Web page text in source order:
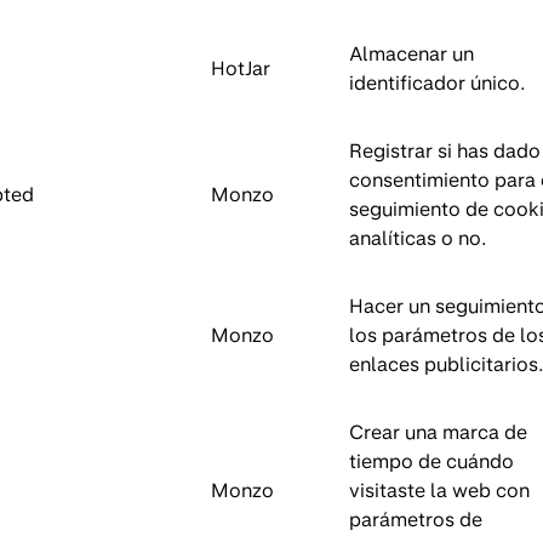
HotJar
Almacenar un
identificador único.
Monzo
Registrar si has
consentimiento para
seguimiento de
analíticas o no.
Monzo
Hacer un
los parámetros de
enlaces publicitarios.
Monzo
Crear una marca de
tiempo de cuándo
visitaste la web con
parámetros de